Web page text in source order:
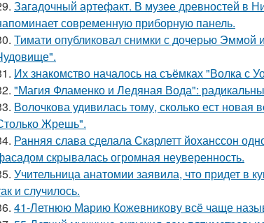
Загадочный артефакт. В музее древностей в
современную приборную панель.
Тимати опубликовал снимки с дочерью Эммой
Их знакомство началось на съёмках "Волка с
"Магия Фламенко и Ледяная Вода":
Волочкова удивилась тому, сколько ест
Жрешь".
Ранняя слава сделала Скарлетт йоханссон
скрывалась огромная неуверенность.
Учительница анатомии заявила, что придет в
и случилось.
41-Летнюю Марию Кожевникову всё чаще